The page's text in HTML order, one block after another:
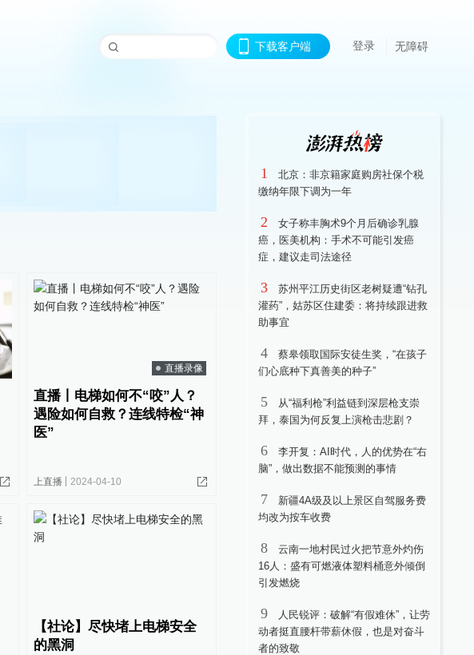
下载客户端 登录 无障碍
直播录像
直播丨电梯如何不“咬”人？
遇险如何自救？连线特检“神
医”
上直播 2024-04-10
【社论】尽快堵上电梯安全
的黑洞
1
北京：非京籍家庭购房社保个税
缴纳年限下调为一年
2
女子称丰胸术9个月后确诊乳腺
癌，医美机构：手术不可能引发癌
症，建议走司法途径
3
苏州平江历史街区老树疑遭“钻孔
灌药”，姑苏区住建委：将持续跟进救
助事宜
4
蔡皋领取国际安徒生奖，“在孩子
们心底种下真善美的种子”
5
从“福利枪”利益链到深层枪支崇
拜，泰国为何反复上演枪击悲剧？
6
李开复：AI时代，人的优势在“右
脑”，做出数据不能预测的事情
7
新疆4A级及以上景区自驾服务费
均改为按车收费
8
云南一地村民过火把节意外灼伤
16人：盛有可燃液体塑料桶意外倾倒
引发燃烧
9
人民锐评：破解“有假难休”，让劳
动者挺直腰杆带薪休假，也是对奋斗
者的致敬